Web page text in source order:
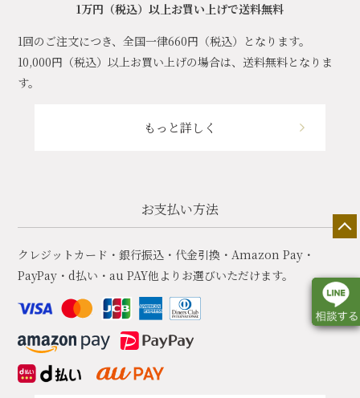
1万円（税込）以上お買い上げで送料無料
1回のご注文につき、全国一律660円（税込）となります。
10,000円（税込）以上お買い上げの場合は、送料無料となりま
す。
もっと詳しく
お支払い方法
クレジットカード・銀行振込・代金引換・Amazon Pay・
PayPay・d払い・au PAY他よりお選びいただけます。
店舗一覧 展示会情報